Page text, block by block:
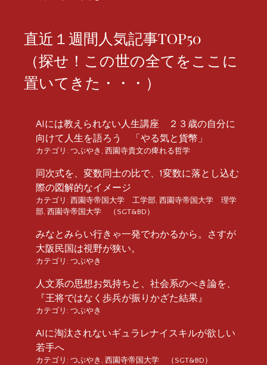
直近１週間人気記事TOP50
（探せ！この世の全てをここに
置いてきた・・・）
AIには教えられない人生講座 ２３歳の自分に
向けて人生を語ろう 「やる気と貨幣」
カテゴリ: つぶやき 西園寺貴文の痺れる哲学
同次式を、変数同士の比で、1変数に落とし込む
際の図解的なイメージ
カテゴリ: 西園寺帝国大学 工学部 西園寺帝国大学 理学
部 西園寺帝国大学 （SGT&BD）
みなとみらい行きゃ一発でわかるから。さすが
大阪民国は視野が狭い。
カテゴリ: つぶやき
人文系の思想お気持ちと、社会系のべき論を、
『王将ではなく歩兵が振りかざた結果』
カテゴリ: つぶやき
AIに淘汰されないギュラレナイスキルが欲しい
若手へ
カテゴリ: つぶやき 西園寺帝国大学 （SGT&BD）